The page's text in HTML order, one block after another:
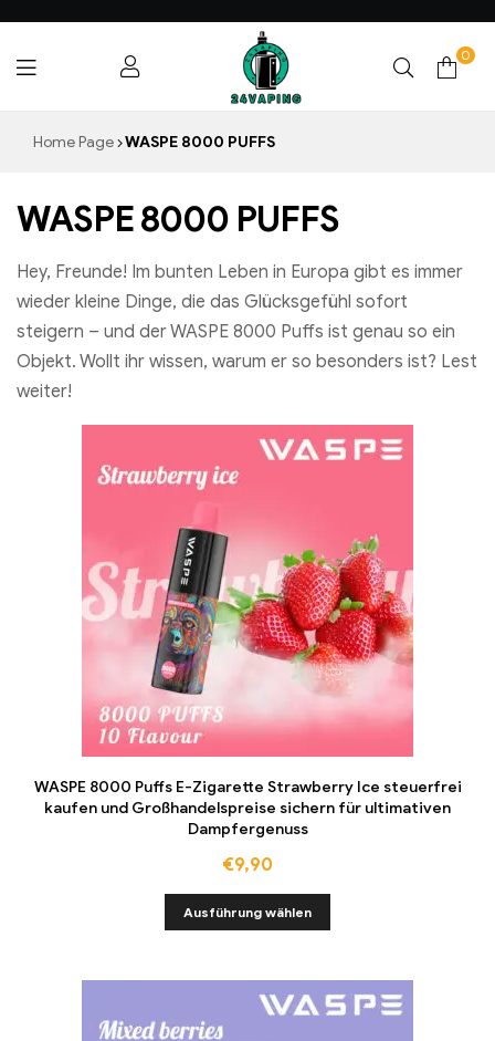
24VAPING.COM
0
Home Page WASPE 8000 PUFFS
WASPE 8000 PUFFS
Hey, Freunde! Im bunten Leben in Europa gibt es immer
wieder kleine Dinge, die das Glücksgefühl sofort
steigern – und der WASPE 8000 Puffs ist genau so ein
Objekt. Wollt ihr wissen, warum er so besonders ist? Lest
weiter!
WASPE 8000 Puffs E-Zigarette Strawberry Ice steuerfrei
kaufen und Großhandelspreise sichern für ultimativen
Dampfergenuss
€9,90
Ausführung wählen